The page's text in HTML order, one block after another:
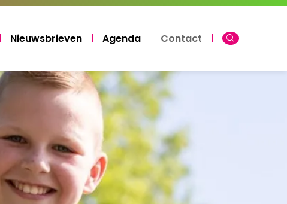
Nieuwsbrieven Agenda Contact